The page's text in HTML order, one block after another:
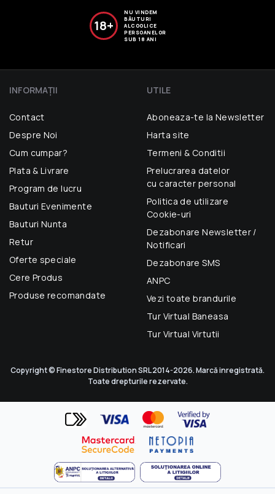
18+
NU VINDEM
BĂUTURI
ALCOOLICE
PERSOANELOR
SUB 18 ANI
INFORMAŢII
Contact
Despre Noi
Cum cumpar?
Plata & Livrare
Program de lucru
Bauturi Evenimente
Bauturi Nunta
Retur
Oferte speciale
Cere Produs
Produse recomandate
UTILE
Aboneaza-te la Newsletter
Harta site
Termeni & Conditii
Prelucrarea datelor
cu caracter personal
Politica de utilizare
Cookie-uri
Dezabonare Newsletter /
Notificari
Dezabonare SMS
ANPC
Vezi toate brandurile
Tur Virtual Baneasa
Tur Virtual Virtutii
Copyright © Finestore Distribution SRL 2014-2026. Marcă inregistrată.
Toate drepturile rezervate.